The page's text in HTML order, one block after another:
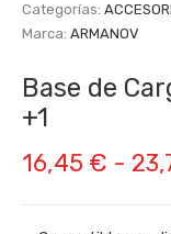
Categorías:
Marca: ARMANOV
Base de
+1
16,45 € -